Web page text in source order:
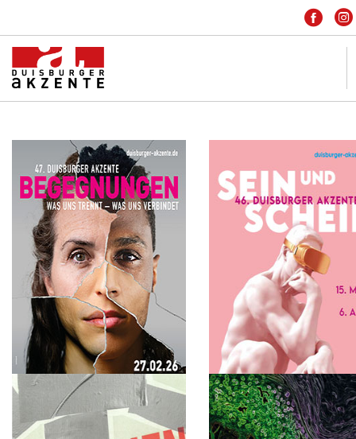
IMPRESSUM
DATENSCHUTZ
HOME
INSIDE
PARTNER
FREIE SZENE
ARCHIV